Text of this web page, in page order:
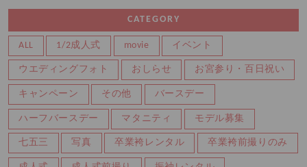
CATEGORY
ALL 1/2成人式 movie イベント
ウエディングフォト おしらせ お宮参り・百日祝い
キャンペーン その他 バースデー
ハーフバースデー マタニティ モデル募集
七五三 写真 卒業袴レンタル 卒業袴前撮りのみ